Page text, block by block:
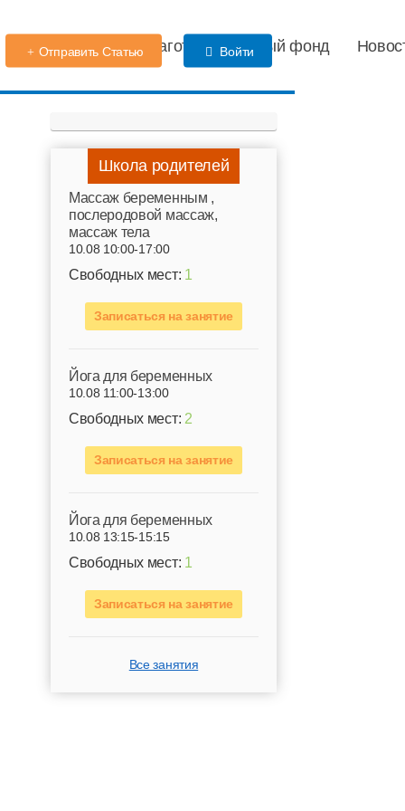
Детский сад Благотворительный фонд
Отправить Статью Войти
Школа родителей
Mассаж беременным ,
послеродовой массаж,
массаж тела
10.08 10:00-17:00
Свободных мест: 1
Записаться на занятие
Йога для беременных
10.08 11:00-13:00
Свободных мест: 2
Записаться на занятие
Йога для беременных
10.08 13:15-15:15
Свободных мест: 1
Записаться на занятие
Все занятия